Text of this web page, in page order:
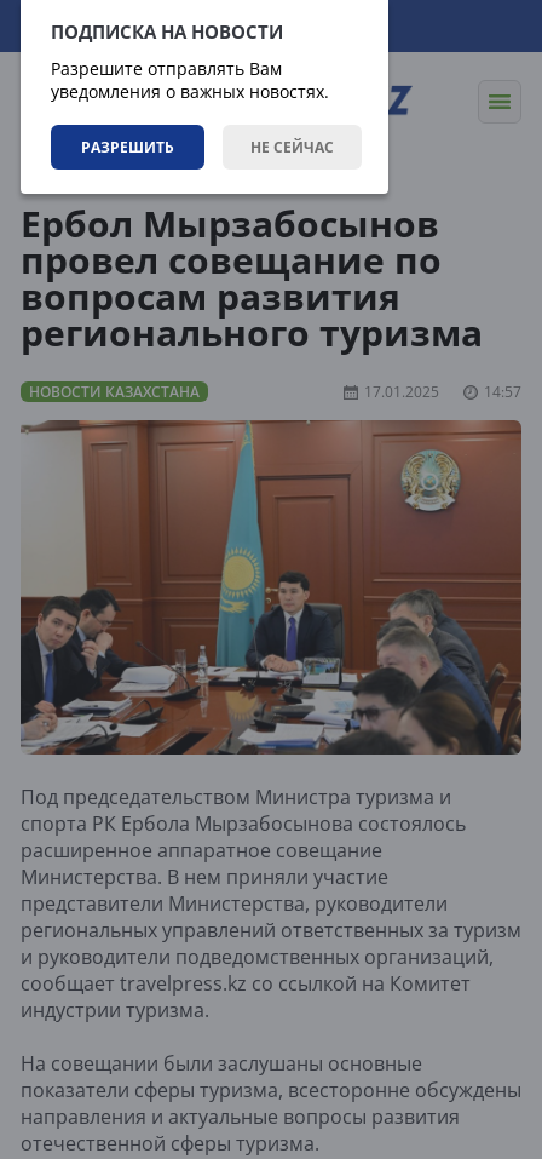
ПОДПИСКА НА НОВОСТИ
Разрешите отправлять Вам
уведомления о важных новостях.
РАЗРЕШИТЬ НЕ СЕЙЧАС
08.08.2026 10:04:23
Ербол Мырзабосынов
провел совещание по
вопросам развития
регионального туризма
НОВОСТИ КАЗАХСТАНА 17.01.2025 14:57
Под председательством Министра туризма и
спорта РК Ербола Мырзабосынова состоялось
расширенное аппаратное совещание
Министерства. В нем приняли участие
представители Министерства, руководители
региональных управлений ответственных за туризм
и руководители подведомственных организаций,
сообщает travelpress.kz со ссылкой на Комитет
индустрии туризма.
На совещании были заслушаны основные
показатели сферы туризма, всесторонне обсуждены
направления и актуальные вопросы развития
отечественной сферы туризма.